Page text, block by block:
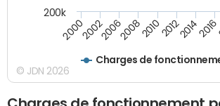
Charges de
20002002200620082010201220142016
200k
© JDN 2026